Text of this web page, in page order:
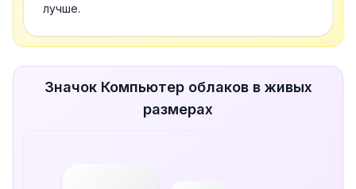
лучше.
Значок Компьютер облаков в живых
размерах